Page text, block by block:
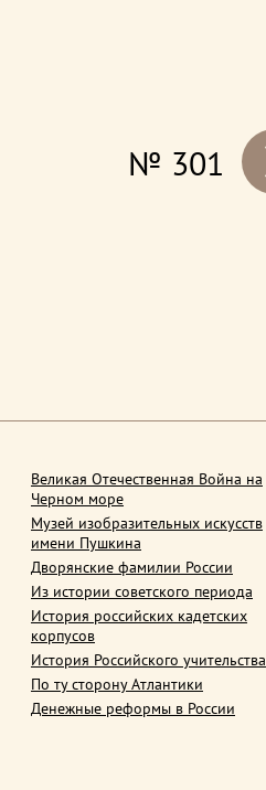
prev
№ 301
Великая Отечественная Война на
Черном море
Музей изобразительных искусств
имени Пушкина
Дворянские фамилии России
Из истории советского периода
История российских кадетских
корпусов
История Российского учительства
По ту сторону Атлантики
Денежные реформы в России